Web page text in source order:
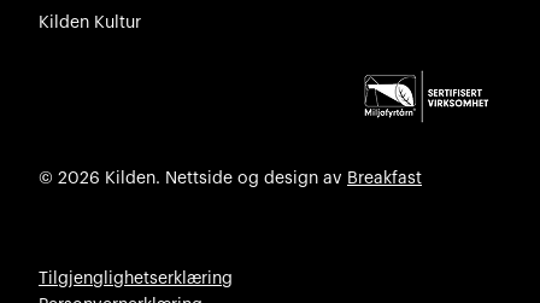
Kilden Kultur
© 2026 Kilden. Nettside og design av Breakfast
Tilgjenglighetserklæring